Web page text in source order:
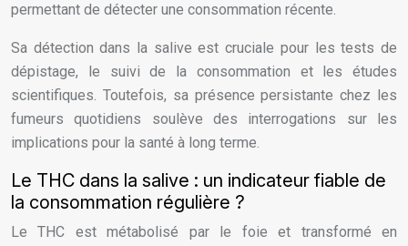
permettant de détecter une consommation récente.
Sa détection dans la salive est cruciale pour les tests de
dépistage, le suivi de la consommation et les études
scientifiques. Toutefois, sa présence persistante chez les
fumeurs quotidiens soulève des interrogations sur les
implications pour la santé à long terme.
Le THC dans la salive : un indicateur fiable de
la consommation régulière ?
Le THC est métabolisé par le foie et transformé en